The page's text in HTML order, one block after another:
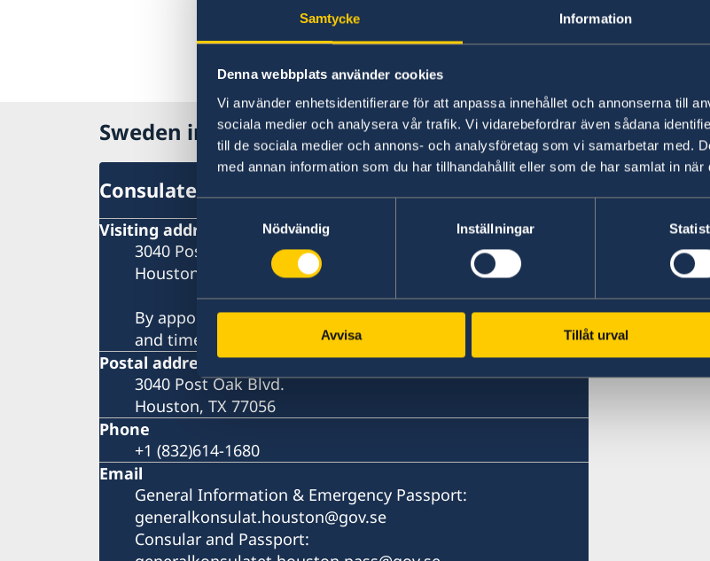
Samtycke Information
Denna webbplats använder cookies
Vi använder enhetsidentifierare för att anpassa innehållet och annonserna till
sociala medier och analysera vår trafik. Vi vidarebefordrar även sådana
till de sociala medier och annons- och analysföretag som vi samarbetar med.
med annan information som du har tillhandahållit eller som de har samlat in
Nödvändig
Inställningar
Avvisa Tillåt urval
Link to the Swedish version of the
Sweden in USA, Houston
Consulate General
Visiting address
3040 Post Oak Blvd.
Houston, TX 77056
By appointment only - email to receive a confirmed date
and time.
Postal address
3040 Post Oak Blvd.
Houston, TX 77056
Phone
+1 (832)614-1680
Email
General Information & Emergency Passport:
generalkonsulat.houston@gov.se
Consular and Passport:
Honorary
Dallas, TX
+1 (214) 308-
Email: